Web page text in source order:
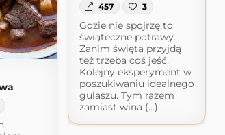
457 3
Gdzie nie spojrzę to
świąteczne potrawy.
Zanim święta przyjdą
też trzeba coś jeść.
Kolejny eksperyment w
poszukiwaniu idealnego
gulaszu. Tym razem
zamiast wina (...)